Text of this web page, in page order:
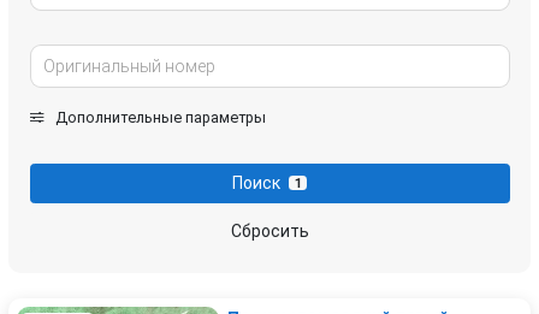
Дополнительные параметры
Поиск 1
Сбросить